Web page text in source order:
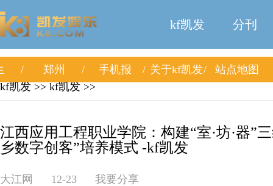
kf凯发 分刊
郑州 手机报 关于kf凯发
站点地图
kf凯发 >> kf凯发 >>
江西应用工程职业学院：构建“室·坊·器”
乡数字创客”培养模式 -kf凯发
大江网 12-23 我要分享